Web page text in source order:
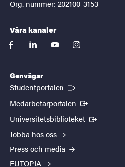
Org. nummer: 202100-3153
Våra kanaler
facebooklinkedinyoutubeinstagram
Genvägar
Studentportalen (Extern länk)
Medarbetarportalen (Extern länk)
Universitetsbiblioteket (Extern länk)
Jobba hos oss
Press och media
EUTOPIA